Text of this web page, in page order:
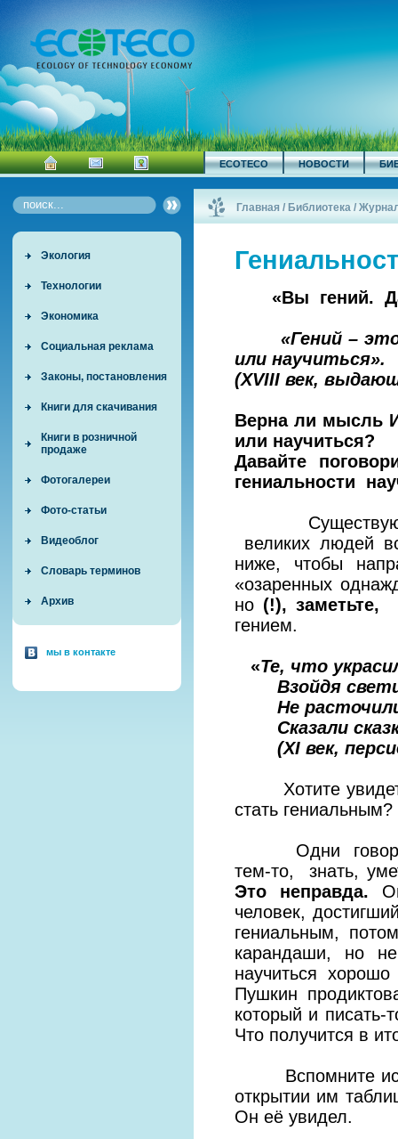
ECOTECO НОВОСТИ
Экология
Технологии
Экономика
Социальная реклама
Законы, постановления
Книги для скачивания
Книги в розничной
продаже
Фотогалереи
Фото-статьи
Видеоблог
Словарь терминов
Архив
мы в контакте
Главная / Библиотека /
«Вы гений. Да,
«Гений – это
или научиться».
(XVIII век,
Верна ли мысль
или научиться?
Давайте
гениальности
Существуют
великих людей
ниже, чтобы
«озаренных
но (!), заметьте,
гением.
«Те, что
Взойдя
Не
Сказали
(XI век,
Хотите
стать
Одни говорят,
тем-то, знать,
Это неправда.
человек,
гениальным,
карандаши, но
научиться
Пушкин
который и
Что получится в
Вспомните
открытии им
Он её увидел.